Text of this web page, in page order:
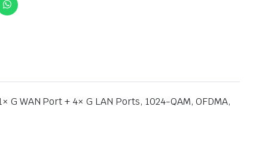
WAN Port + 4× G LAN Ports, 1024-QAM, OFDMA,